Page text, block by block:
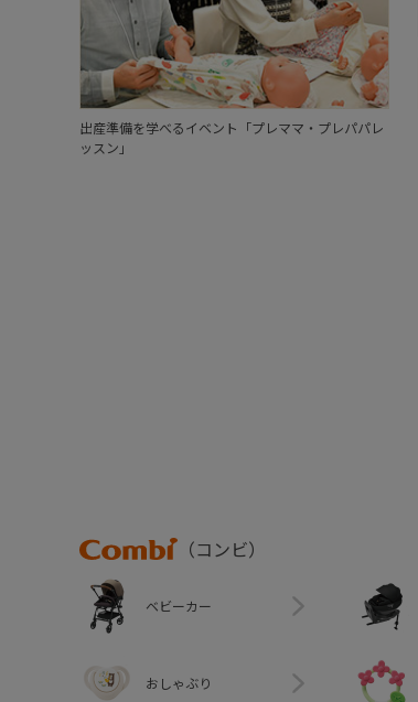
出産準備を学べるイベント「プレママ・プレパパレ
ッスン」
Combi
（コンビ）
ベビーカー
おしゃぶり